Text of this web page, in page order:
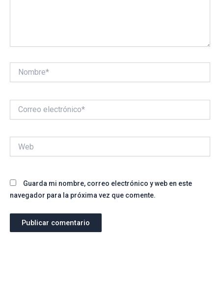
electrónico*
Guarda mi nombre, correo electrónico y web en este
navegador para la próxima vez que comente.